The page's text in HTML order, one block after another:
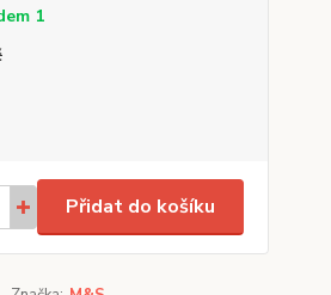
1
Přidat do košíku